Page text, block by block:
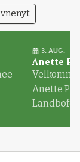
3. AUG.
Anette
Anette